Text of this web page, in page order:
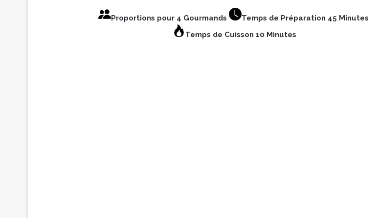
Proportions pour 4 Gourmands
Temps de Préparation 45 Minutes
Temps de Cuisson 10 Minutes